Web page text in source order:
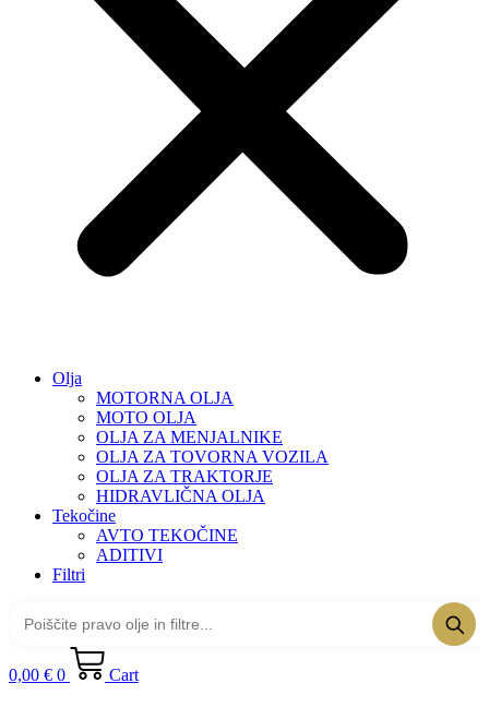
Olja
MOTORNA OLJA
MOTO OLJA
OLJA ZA MENJALNIKE
OLJA ZA TOVORNA VOZILA
OLJA ZA TRAKTORJE
HIDRAVLIČNA OLJA
Tekočine
AVTO TEKOČINE
ADITIVI
Filtri
0,00 € 0 Cart